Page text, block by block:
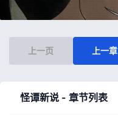
上一页 上一章
怪谭新说 - 章节列表